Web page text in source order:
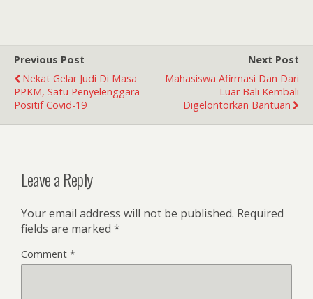
Previous Post
Nekat Gelar Judi Di Masa
PPKM, Satu Penyelenggara
Positif Covid-19
Next Post
Mahasiswa Afirmasi Dan Dari
Luar Bali Kembali
Digelontorkan Bantuan
Leave a Reply
Your email address will not be published. Required
fields are marked *
Comment *